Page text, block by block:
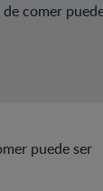
comer
puede ser